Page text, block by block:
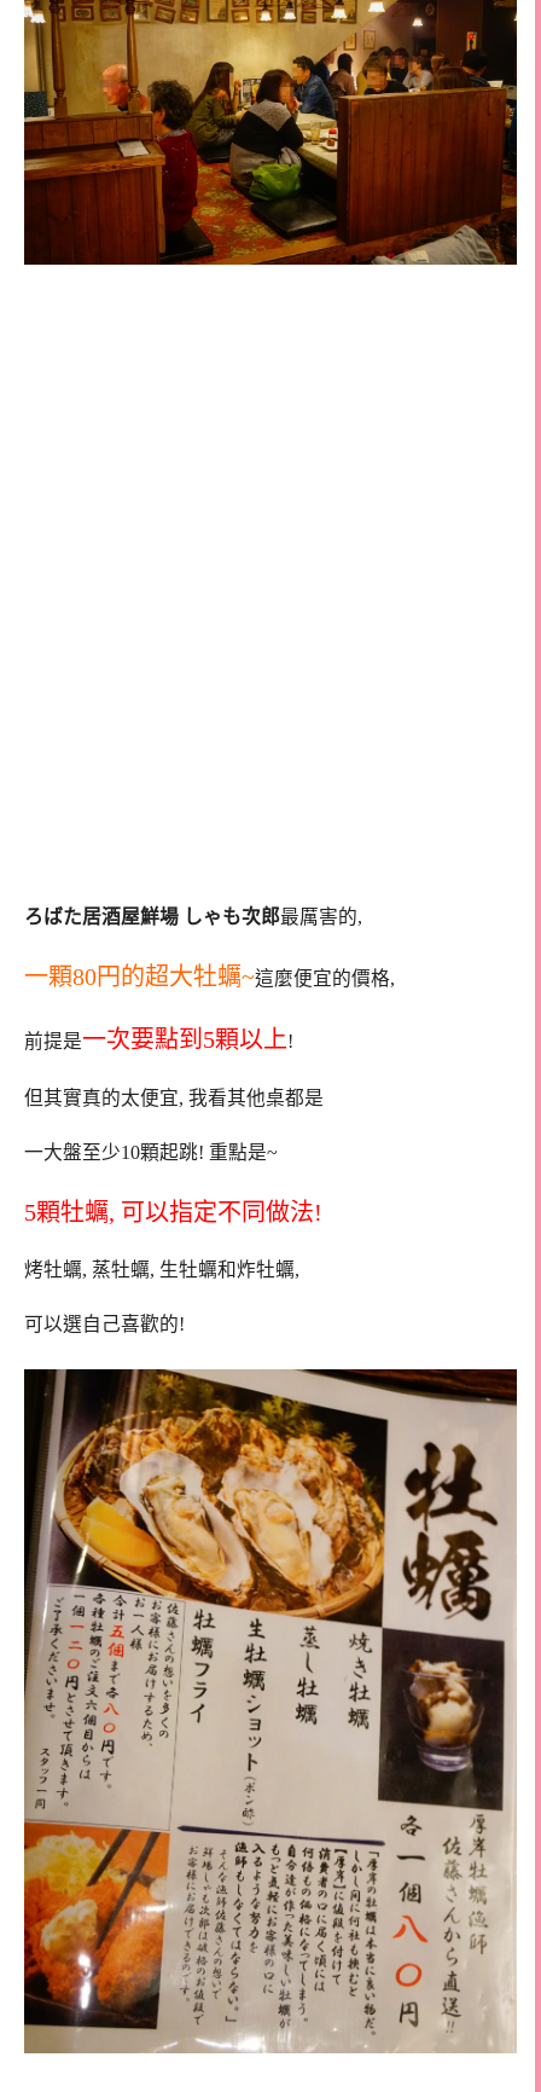
ろばた居酒屋鮮場 しゃも次郎最厲害的,
一顆80円的超大牡蠣~這麼便宜的價格,
前提是一次要點到5顆以上!
但其實真的太便宜, 我看其他桌都是
一大盤至少10顆起跳! 重點是~
5顆牡蠣, 可以指定不同做法!
烤牡蠣, 蒸牡蠣, 生牡蠣和炸牡蠣,
可以選自己喜歡的!